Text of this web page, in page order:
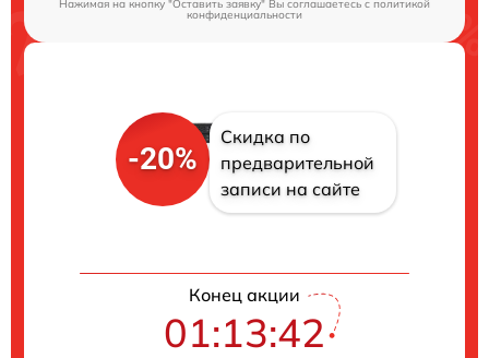
Нажимая на кнопку "Оставить заявку" Вы соглашаетесь cполитикой
конфиденциальности
-20%
Скидка по
предварительной
записи на сайте
Конец акции
01:13:41